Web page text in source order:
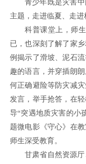
青少年既是灾害
主题，走进临夏、走
科普课堂上，师
已，也深刻了解了家
例揭示了滑坡、泥石
趣的语言，并穿插朗
何正确避险等防灾减
发言，举手抢答，在
导“突遇地质灾害的小
题微电影《守心》在
师生深受教育。
甘肃省自然资源